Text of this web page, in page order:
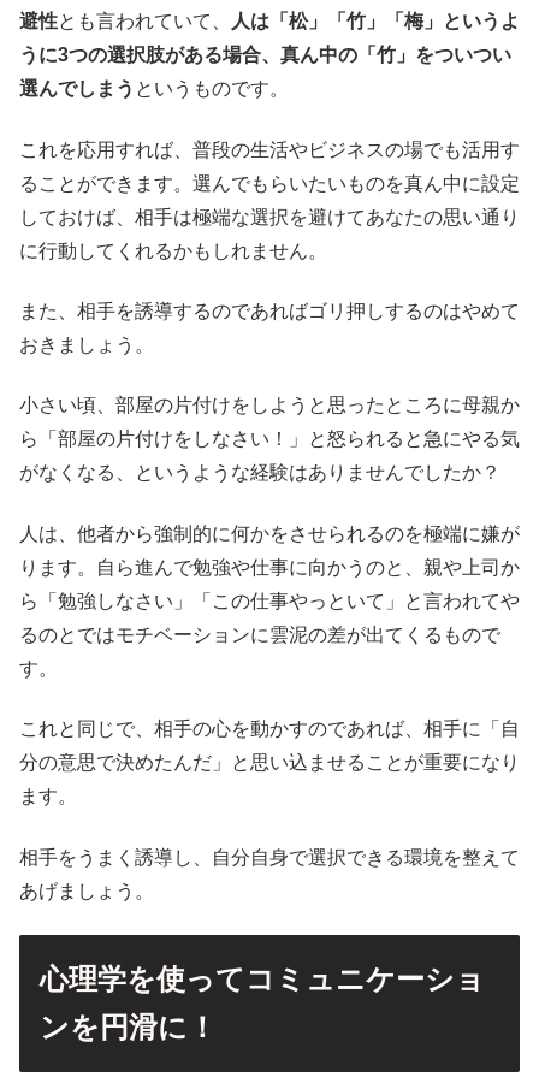
避性とも言われていて、
人は「松」「竹」「梅」というよ
うに3つの選択肢がある場合、真ん中の「竹」をついつい
選んでしまう というものです。
これを応用すれば、普段の生活やビジネスの場でも活用す
ることができます。選んでもらいたいものを真ん中に設定
しておけば、相手は極端な選択を避けてあなたの思い通り
に行動してくれるかもしれません。
また、相手を誘導するのであればゴリ押しするのはやめて
おきましょう。
小さい頃、部屋の片付けをしようと思ったところに母親か
ら「部屋の片付けをしなさい！」と怒られると急にやる気
がなくなる、というような経験はありませんでしたか？
人は、他者から強制的に何かをさせられるのを極端に嫌が
ります。自ら進んで勉強や仕事に向かうのと、親や上司か
ら「勉強しなさい」「この仕事やっといて」と言われてや
るのとではモチベーションに雲泥の差が出てくるもので
す。
これと同じで、相手の心を動かすのであれば、相手に「自
分の意思で決めたんだ」と思い込ませることが重要になり
ます。
相手をうまく誘導し、自分自身で選択できる環境を整えて
あげましょう。
心理学を使ってコミュニケーショ
ンを円滑に！